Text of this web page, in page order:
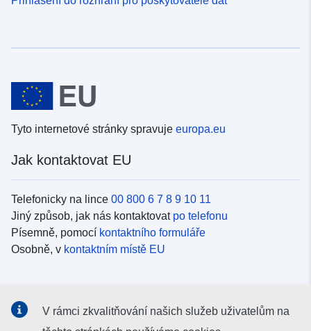
Tyto internetové stránky spravuje europa.eu
Jak kontaktovat EU
Telefonicky na lince 00 800 6 7 8 9 10 11
Jiný způsob, jak nás kontaktovat po telefonu
Písemně, pomocí kontaktního formuláře
Osobně, v kontaktním místě EU
V rámci zkvalitňování našich služeb uživatelům na